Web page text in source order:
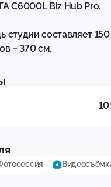
C6000L Biz Hub Pro.
составляет 150
– 370 см.